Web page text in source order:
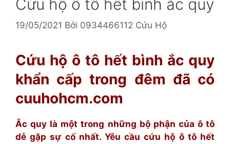
Cứu hộ ô tô hết bình ắc quy
19/05/2021 Bởi 0934466112 Cứu Hộ
Cứu hộ ô tô hết bình ắc quy
khẩn cấp trong đêm đã có
cuuhohcm.com
Ắc quy là một trong những bộ phận của ô tô
dễ gặp sự cố nhất. Yêu cầu cứu hộ ô tô hết